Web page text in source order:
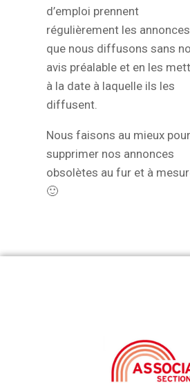
d’emploi prennent
régulièrement les annonces
que nous diffusons sans
avis préalable et en les
à la date à laquelle ils les
diffusent.
Nous faisons au mieux pour
supprimer nos annonces
obsolètes au fur et à
🙂